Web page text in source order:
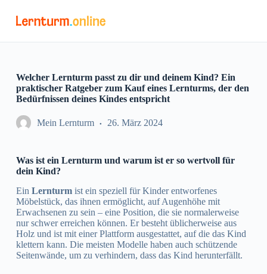
u
I
p
Welcher Lernturm passt zu dir und deinem Kind? Ein
praktischer Ratgeber zum Kauf eines Lernturms, der den
Bedürfnissen deines Kindes entspricht
Mein Lernturm 26. März 2024
Was ist ein Lernturm und warum ist er so wertvoll für
dein Kind?
Ein Lernturmist ein speziell für Kinder entworfenes
Möbelstück, das ihnen ermöglicht, auf Augenhöhe mit
Erwachsenen zu sein – eine Position, die sie normalerweise
nur schwer erreichen können. Er besteht üblicherweise aus
Holz und ist mit einer Plattform ausgestattet, auf die das Kind
klettern kann. Die meisten Modelle haben auch schützende
Seitenwände, um zu verhindern, dass das Kind herunterfällt.